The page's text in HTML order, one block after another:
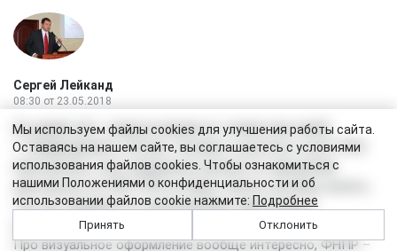
Сергей Лейканд
08:30 от 23.05.2018
Ну давай, Д.А., подискутируем по твоим пунктам))).
1. Унифицировать 20 млн. человек и десятки тысяч ППО
невозможно, они совершенно разные по принципам
деятельности, 95% ППО не будут писать вообще ничего,
так как занимаются организацией спартакиад и
концертов))).
Про визуальное оформление вообще интересно, ФНПР –
Мы используем файлы cookies для улучшения работы сайта.
Оставаясь на нашем сайте, вы соглашаетесь с условиями
использования файлов cookies. Чтобы ознакомиться с
нашими Положениями о конфиденциальности и об
использовании файлов cookie нажмите: Подробнее
Принять Отклонить